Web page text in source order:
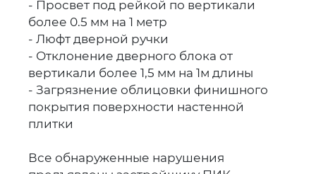
- Просвет под рейкой по вертикали
более 0.5 мм на 1 метр
- Люфт дверной ручки
- Отклонение дверного блока от
вертикали более 1,5 мм на 1м длины
- Загрязнение облицовки финишного
покрытия поверхности настенной
плитки
Все обнаруженные нарушения